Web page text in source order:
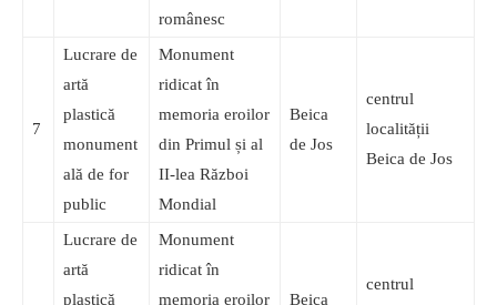
românesc
7
Lucrare de
artă
plastică
monument
ală de for
public
Monument
ridicat în
memoria eroilor
din Primul și al
II-lea Război
Mondial
Beica
de Jos
centrul
localității
Beica de Jos
Lucrare de
artă
plastică
Monument
ridicat în
memoria eroilor
Beica
centrul